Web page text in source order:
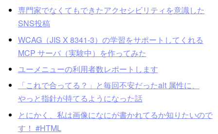
専門家でなくてもできたアクセシビリティを意識した
SNS投稿
WCAG（JIS X 8341-3）の学習をサポートしてくれる
MCP サーバ（実験中）を作ってみた
ユーメニューの利用者数レポートします
「これで合ってる？」と毎回不安だったalt 属性に、
やっと指針が持てるようになった話
とにかく、私は画像になにが書かれてるか知りたいので
す！ #HTML